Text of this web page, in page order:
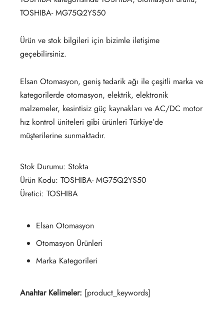
TOSHIBA- MG75Q2YS50
Ürün ve stok bilgileri için bizimle iletişime
geçebilirsiniz.
Elsan Otomasyon, geniş tedarik ağı ile çeşitli marka ve
kategorilerde otomasyon, elektrik, elektronik
malzemeler, kesintisiz güç kaynakları ve AC/DC motor
hız kontrol üniteleri gibi ürünleri Türkiye’de
müşterilerine sunmaktadır.
Stok Durumu: Stokta
Ürün Kodu: TOSHIBA- MG75Q2YS50
Üretici: TOSHIBA
Elsan Otomasyon
Otomasyon Ürünleri
Marka Kategorileri
Anahtar Kelimeler: [product_keywords]